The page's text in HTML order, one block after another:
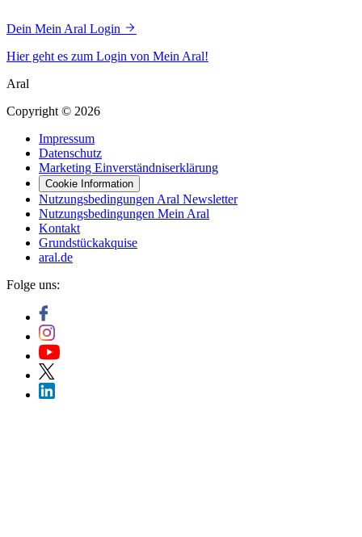
Dein Mein Aral Login
Hier geht es zum Login von Mein Aral!
Aral
Copyright © 2026
Impressum
Datenschutz
Marketing Einverständniserklärung
Cookie Information
Nutzungsbedingungen Aral Newsletter
Nutzungsbedingungen Mein Aral
Kontakt
Grundstückakquise
aral.de
Folge uns: